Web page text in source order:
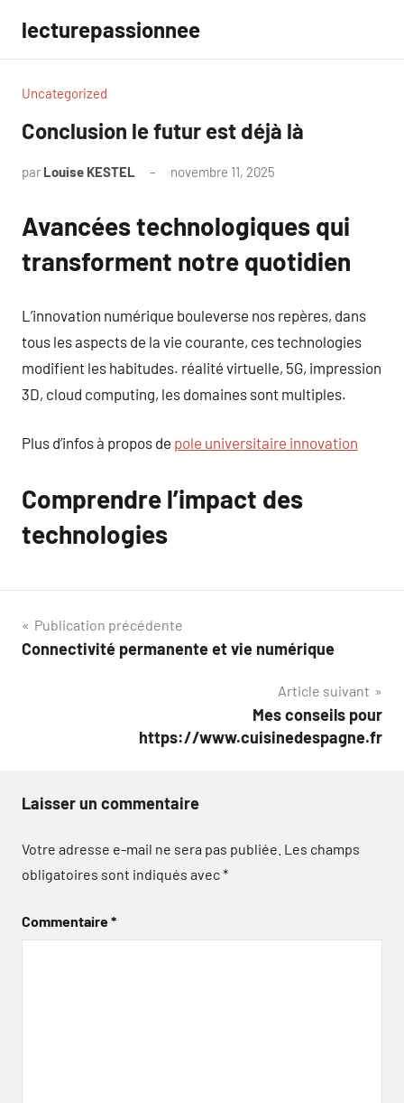
contenu
lecturepassionnee
Uncategorized
Conclusion le futur est déjà là
par Louise KESTEL novembre 11, 2025
Avancées technologiques qui
transforment notre quotidien
L’innovation numérique bouleverse nos repères, dans
tous les aspects de la vie courante, ces technologies
modifient les habitudes. réalité virtuelle, 5G, impression
3D, cloud computing, les domaines sont multiples.
Plus d’infos à propos de pole universitaire innovation
Comprendre l’impact des
technologies
Navigation
de
Publication précédente
Connectivité permanente et vie numérique
Article suivant
Mes conseils pour
https://www.cuisinedespagne.fr
Laisser un commentaire
Votre adresse e-mail ne sera pas publiée. Les champs
obligatoires sont indiqués avec*
Commentaire*